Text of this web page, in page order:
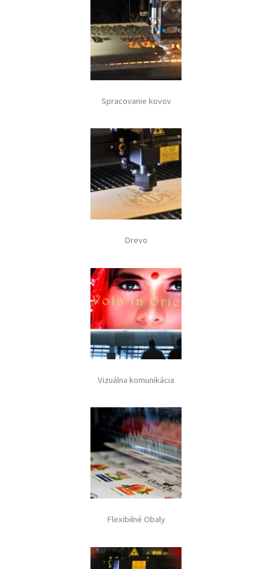
Spracovanie kovov
Drevo
Vizuálna komunikácia
Flexibilné Obaly